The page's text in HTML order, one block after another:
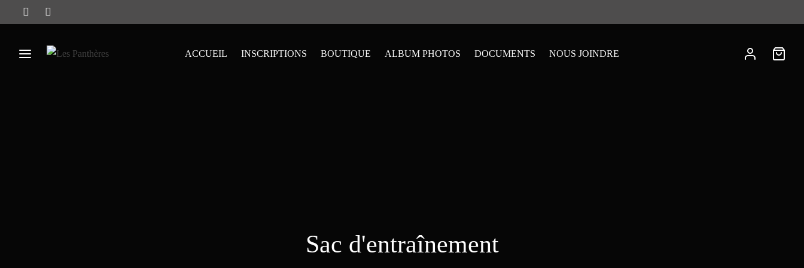
ACCUEIL INSCRIPTIONS BOUTIQUE ALBUM PHOTOS DOCUMENTS NOUS JOINDRE
Sac d'entraînement